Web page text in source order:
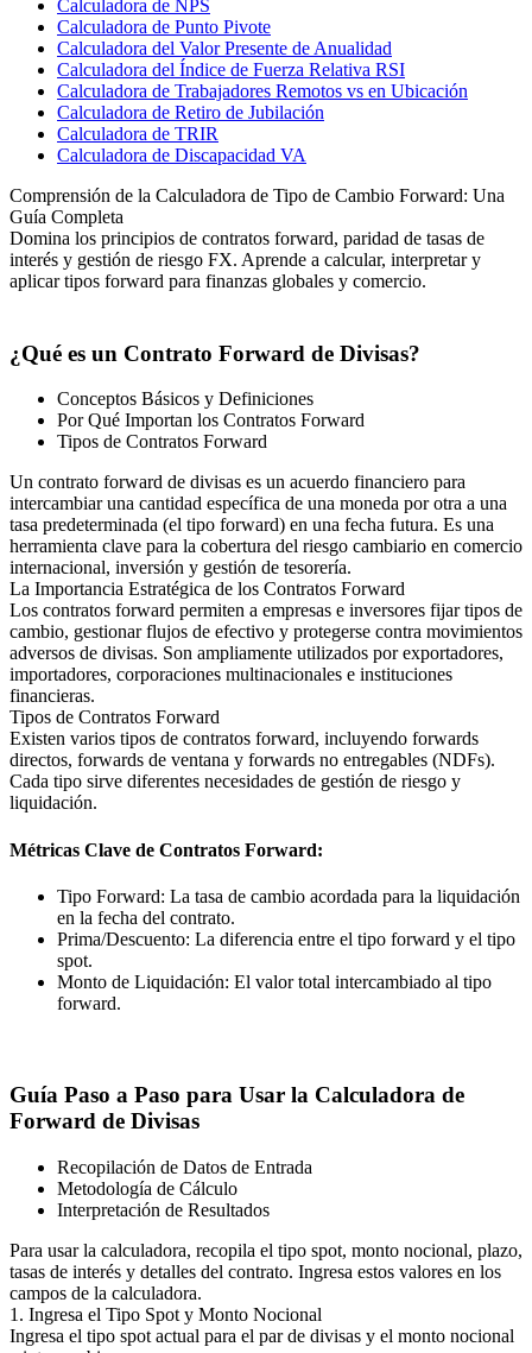
Calculadora de NPS
Calculadora de Punto Pivote
Calculadora del Valor Presente de Anualidad
Calculadora del Índice de Fuerza Relativa RSI
Calculadora de Trabajadores Remotos vs en Ubicación
Calculadora de Retiro de Jubilación
Calculadora de TRIR
Calculadora de Discapacidad VA
Comprensión de la Calculadora de Tipo de Cambio Forward: Una
Guía Completa
Domina los principios de contratos forward, paridad de tasas de
interés y gestión de riesgo FX. Aprende a calcular, interpretar y
aplicar tipos forward para finanzas globales y comercio.
¿Qué es un Contrato Forward de Divisas?
Conceptos Básicos y Definiciones
Por Qué Importan los Contratos Forward
Tipos de Contratos Forward
Un contrato forward de divisas es un acuerdo financiero para
intercambiar una cantidad específica de una moneda por otra a una
tasa predeterminada (el tipo forward) en una fecha futura. Es una
herramienta clave para la cobertura del riesgo cambiario en comercio
internacional, inversión y gestión de tesorería.
La Importancia Estratégica de los Contratos Forward
Los contratos forward permiten a empresas e inversores fijar tipos de
cambio, gestionar flujos de efectivo y protegerse contra movimientos
adversos de divisas. Son ampliamente utilizados por exportadores,
importadores, corporaciones multinacionales e instituciones
financieras.
Tipos de Contratos Forward
Existen varios tipos de contratos forward, incluyendo forwards
directos, forwards de ventana y forwards no entregables (NDFs).
Cada tipo sirve diferentes necesidades de gestión de riesgo y
liquidación.
Métricas Clave de Contratos Forward:
Tipo Forward: La tasa de cambio acordada para la liquidación
en la fecha del contrato.
Prima/Descuento: La diferencia entre el tipo forward y el tipo
spot.
Monto de Liquidación: El valor total intercambiado al tipo
forward.
Guía Paso a Paso para Usar la Calculadora de
Forward de Divisas
Recopilación de Datos de Entrada
Metodología de Cálculo
Interpretación de Resultados
Para usar la calculadora, recopila el tipo spot, monto nocional, plazo,
tasas de interés y detalles del contrato. Ingresa estos valores en los
campos de la calculadora.
1. Ingresa el Tipo Spot y Monto Nocional
Ingresa el tipo spot actual para el par de divisas y el monto nocional